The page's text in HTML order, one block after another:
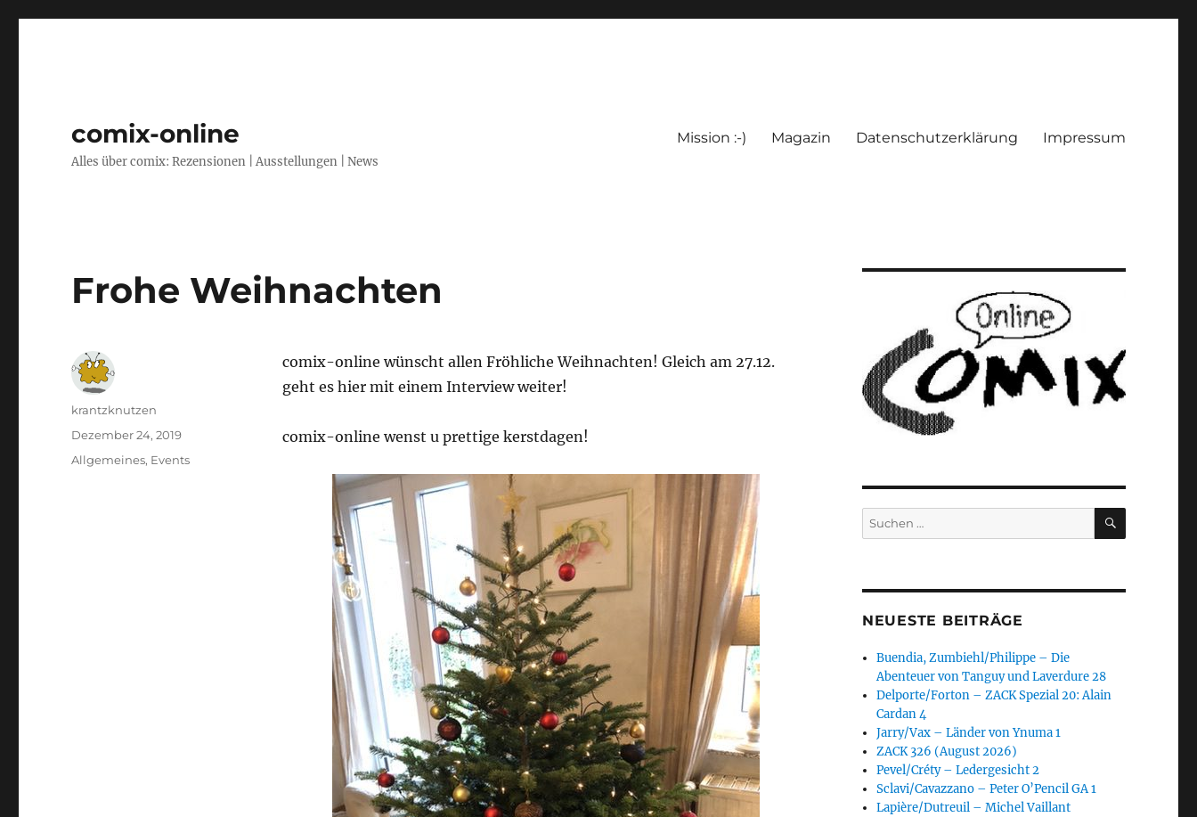
comix-online
Alles über comix: Rezensionen | Ausstellungen | News
Mission :-) Magazin Datenschutzerklärung Impressum
Frohe Weihnachten
comix-online wünscht allen Fröhliche Weihnachten! Gleich am 27.12.
geht es hier mit einem Interview weiter!
comix-online wenst u prettige kerstdagen!
Autor
krantzknutzen
Veröffentlicht
am
Dezember 24, 2019
Kategorien
Allgemeines, Events
Suchen
nach:
SUCHEN
NEUESTE BEITRÄGE
Buendia, Zumbiehl/Philippe – Die
Abenteuer von Tanguy und Laverdure 28
Delporte/Forton – ZACK Spezial 20: Alain
Cardan 4
Jarry/Vax – Länder von Ynuma 1
ZACK 326 (August 2026)
Pevel/Créty – Ledergesicht 2
Sclavi/Cavazzano – Peter O’Pencil GA 1
Lapière/Dutreuil – Michel Vaillant